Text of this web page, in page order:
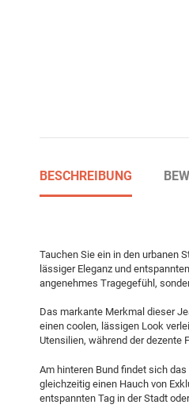
BESCHREIBUNG
Tauchen Sie ein in den urbanen
lässiger Eleganz und
angenehmes Tragegefühl,
Das markante Merkmal dieser
einen coolen, lässigen Look
Utensilien, während der dezente
Am hinteren Bund findet sich
gleichzeitig einen Hauch von
entspannten Tag in der Stadt